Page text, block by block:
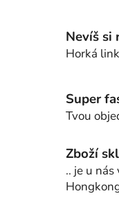
Nevíš si
Horká
Super
Tvou
Zboží
.. je u